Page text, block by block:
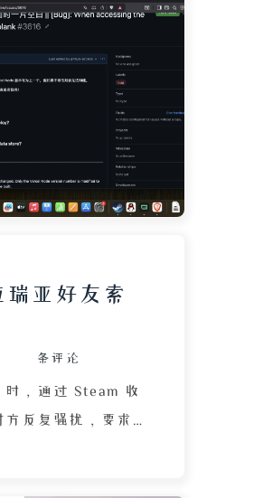
文章强调了评论时
了博客圈中互相
夏季宅家刷手机
阅读器提高抢
的极简绿色
劝诫读者以学业和
分，不应逃避现
客经营的理性思考
亚好友索
条评论
，通过 Steam 收
反复骚扰，要求